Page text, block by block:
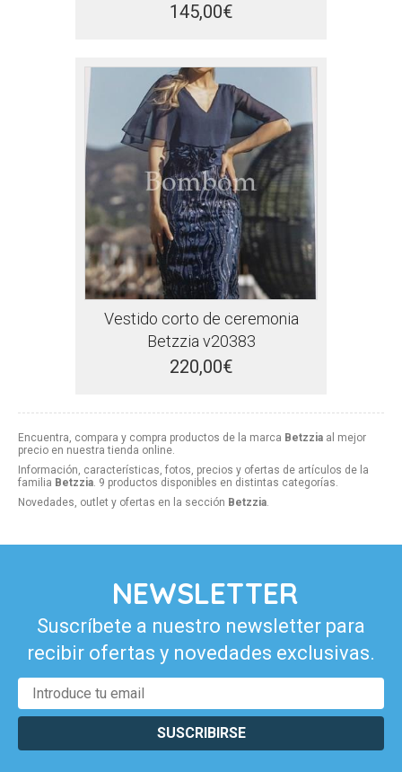
Encuentra, compara y compra productos de la marca Betzzia al mejor
precio en nuestra tienda online.
Información, características, fotos, precios y ofertas de artículos de la
familia Betzzia. 9 productos disponibles en distintas categorías.
Novedades, outlet y ofertas en la sección Betzzia.
145,00€
Vestido corto de ceremonia
Betzzia v20383
220,00€
NEWSLETTER
Suscríbete a nuestro newsletter para
recibir ofertas y novedades exclusivas.
SUSCRIBIRSE